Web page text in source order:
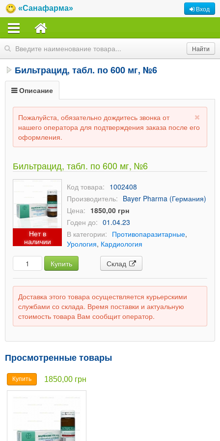
«Санафарма» Вход
Бильтрацид, табл. по 600 мг, №6
Описание
Пожалуйста, обязательно дождитесь звонка от
нашего оператора для подтверждения заказа после его
оформления.
Бильтрацид, табл. по 600 мг, №6
Нет в
наличии
Код товара: 1002408
Производитель: Bayer Pharma (Германия)
Цена: 1850,00 грн
Годен до: 01.04.23
В категории: Противопаразитарные,
Урология, Кардиология
Купить
Склад
Доставка этого товара осуществляется курьерскими
службами со склада. Время поставки и актуальную
стоимость товара Вам сообщит оператор.
Просмотренные товары
Купить 1850,00 грн